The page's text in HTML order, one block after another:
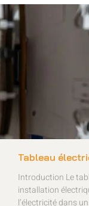
Tableau
Introduction Le
installation
l’électricité dans